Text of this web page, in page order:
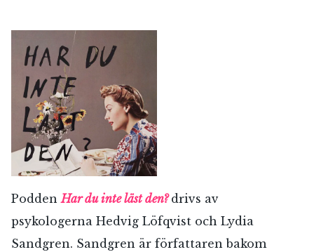
PoddenHar du inte läst den? drivs av
psykologerna Hedvig Löfqvist och Lydia
Sandgren. Sandgren är författaren bakom